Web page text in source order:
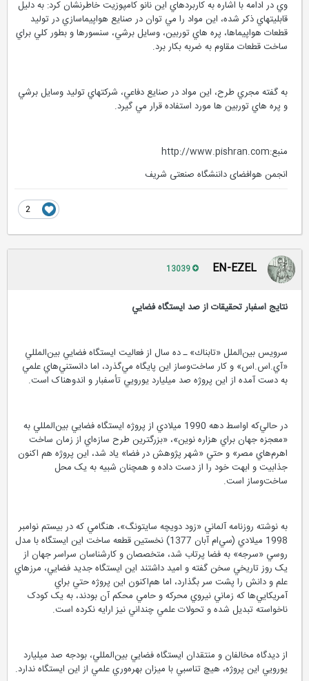
وي در ادامه با اشاره به کاربردهاي اين نانو کامپوزيت خاطرنشان کرد: به دليل
قابليتهاي ذکر شده، اين مواد را مي توان در صنايع هواپيماسازي در توليد
قطعات هواپيماها، پره هاي توربين، وسايل برشي، سنسورها و بطور کلي براي
ساخت قطعات مقاوم به ضربه بکار برد.
به گفته مجري طرح، اين مواد در صنايع دفاعي، شرکتهاي توليد وسايل برشي
و پره هاي توربين ها مورد استفاده قرار مي گيرد.
منبع:http://www.pishran.com
انجمن هوافضای داننشگاه صنعتی شریف
EN-EZEL
نتايج اسفبار تحقيقات از صد ايستگاه فضايي
سرويس بين‌الملل «تابناك» ـ ده سال از فعاليت ايستگاه فضايي بين‌المللي
«آي.اس.اس» و کار ساخت‌وساز اين پايگاه مي‌گذرد، اما دانستني‌هاي علمي
به دست آمده از اين پروژه صد ميليارد يورويي تأسفبار و اندوهناک است.
در حالي‌که اواسط دهه 1990 ميلادي از پروژه ايستگاه فضايي بين‌المللي به
«معجزه جهان براي هزاره نوين»، «بزرگترين طرح سازه‌اي از زمان ساخت
اهرم‌هاي مصر» و حتي «شهر پژوهش در فضا» ياد شد، اين پروژه هم اکنون
جذابيت و ابهت خود را از دست داده و همچنان شبيه به يک محل
ساخت‌وساز است.
به نوشته روزنامه آلماني «زود دويچه سايتونگ»، هنگامي که در بيستم نوامبر
1998 ميلادي (سي‌ام آبان 1377) نخستين قطعه ساخت اين ايستگاه با مدل
روسي «سرجه» به فضا پرتاب شد، متخصصان و کارشناسان سراسر جهان از
يک روز تاريخي سخن گفته و اميد داشتند اين ايستگاه جديد فضايي، مرزهاي
علم و دانش را پشت سر بگذارد، اما هم‌اکنون اين پروژه حتي براي
آمريکايي‌ها که زماني نيروي محرکه و حامي محکم آن بودند، به يک کودک
ناخواسته تبديل شده و تحولات علمي چنداني نيز ارايه نکرده است.
از ديدگاه مخالفان و منتقدان ايستگاه فضايي بين‌المللي، بودجه صد ميليارد
يورويي اين پروژه، هيچ تناسبي با ميزان بهره‌وري علمي از اين ايستگاه ندارد.